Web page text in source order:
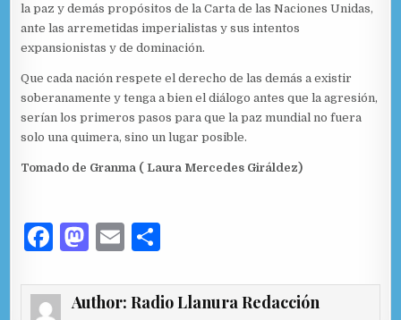
la paz y demás propósitos de la Carta de las Naciones Unidas,
ante las arremetidas imperialistas y sus intentos
expansionistas y de dominación.
Que cada nación respete el derecho de las demás a existir
soberanamente y tenga a bien el diálogo antes que la agresión,
serían los primeros pasos para que la paz mundial no fuera
solo una quimera, sino un lugar posible.
Tomado de Granma ( Laura Mercedes Giráldez)
F
c
M
to
E
ai m
Author: Radio Llanura Redacción